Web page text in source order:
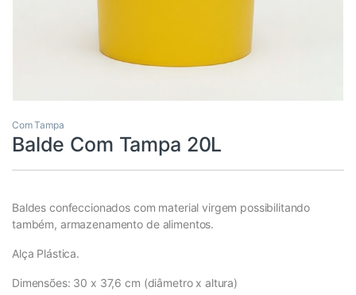
Com Tampa
Balde Com Tampa 20L
Baldes confeccionados com material virgem possibilitando
também, armazenamento de alimentos.
Alça Plástica.
Dimensões: 30 x 37,6 cm (diâmetro x altura)